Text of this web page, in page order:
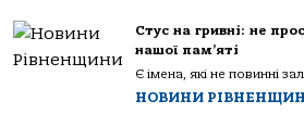
Стус на гривні: не
нашої пам’яті
Є імена, які не повинні
НОВИНИ